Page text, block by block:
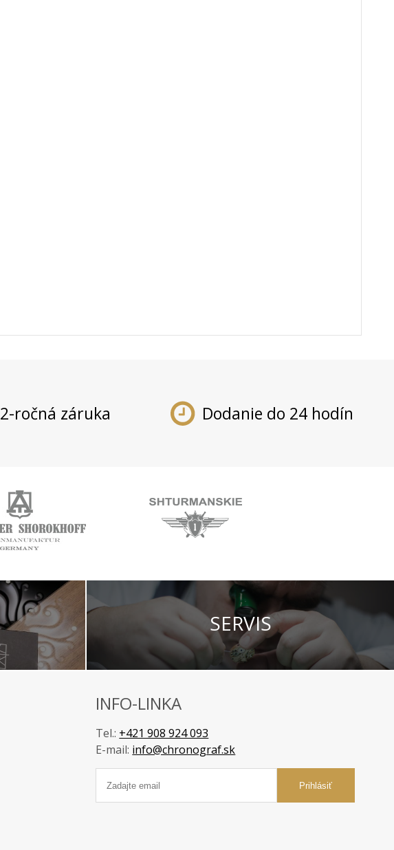
2-ročná záruka Dodanie do 24 hodín
SERVIS
INFO-LINKA
Tel.: +421 908 924 093
E-mail: info@chronograf.sk
Prihlásiť